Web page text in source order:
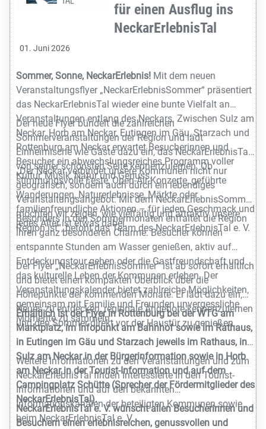
für einen Ausflug ins
NeckarErlebnisTal
01. Juni 2026
Sommer, Sonne, NeckarErlebnis! Mit dem neuen
Veranstaltungsflyer „NeckarErlebnisSommer“ präsentiert
das NeckarErlebnisTal wieder eine bunte Vielfalt an
Veranstaltungen entlang des Neckars. Zwischen Sulz am
Neckar, Horb am Neckar, Eutingen im Gäu, Starzach und
Rottenburg am Neckar erwartet Besucherinnen und
Besucher ein abwechslungsreiches Programm voller
Kultur, Musik, Natur und Genuss.
Der neue Flyer bündelt die zahlreichen
Sommerveranstaltungen der Region und lädt
Einheimische wie Gäste dazu ein, das NeckarErlebnisTal
von seiner schönsten Seite kennenzulernen. Ob
stimmungsvolle Feste, Open-Air-Konzerte, geführte
Wanderungen, Naturerlebnisse, Märkte oder
familienfreundliche Aktionen – für jeden Geschmack und
jedes Alter ist etwas dabei.
„Der Neckar verbindet unsere Kommunen nicht nur
geografisch, sondern auch durch ein lebendiges
Veranstaltungsangebot. Mit dem NeckarErlebnisSommer
möchten wir zeigen, wie vielfältig und attraktiv unsere
Region ist“, betont das Team des NeckarErlebnisTal e. V.
Besonders in den Sommermonaten entfaltet die Region
ihren ganz besonderen Charme. Besucher können
entspannte Stunden am Wasser genießen, aktiv auf
Entdeckungstour gehen oder die Gastfreundschaft und
das kulturelle Leben der Kommunen erleben. Der
Veranstaltungskalender bietet zahlreiche Möglichkeiten,
gemeinsam mit Familie und Freunden unvergessliche
Momente zu sammeln.
Der Flyer „NeckarErlebnisSommer“ ist ab sofort erhältlich
und bietet einen kompakten Überblick über die
Höhepunkte der kommenden Monate. Er lädt dazu ein,
Neues zu entdecken, regionale Angebote kennenzulernen
und den Sommer direkt vor der Haustür zu genießen.
Erhältlich ist der Flyer in Rottenburg bei der WTG am
Marktplatz, im Infopunkt am Bahnhof sowie im Rathaus,
in Eutingen im Gäu und Starzach jeweils im Rathaus, in
Sulz am Neckar in der Bürgerinformation sowie in Horb
am Neckar in der Tourist-Information und auf dem
Campingplatz Schütte (Sprecher der Fördermitglieder des
NeckarErlebnisTal).
Weitere Informationen zu den Veranstaltungen und zum
NeckarErlebnisTal finden Interessierte in den Tourist-
Informationen und auf den bekannten
Informationskanälen der beteiligten Kommunen sowie
beim NeckarErlebnisTal e. V.
NeckarErlebnisTal e. V. wünscht allen Besucherinnen und
Besuchern einen erlebnisreichen, genussvollen und